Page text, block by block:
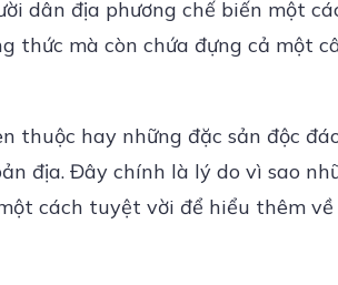
dân địa phương chế biến một
thức mà còn chứa đựng cả một
thuộc hay những đặc sản độc
địa. Đây chính là lý do vì sao
cách tuyệt vời để hiểu thêm